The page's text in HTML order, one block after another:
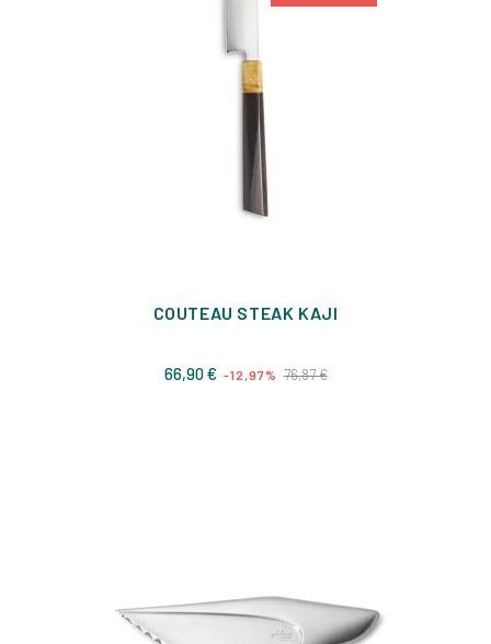
COUTEAU STEAK KAJI
66,90 € Prix
-12,97% 76,87 €Prix